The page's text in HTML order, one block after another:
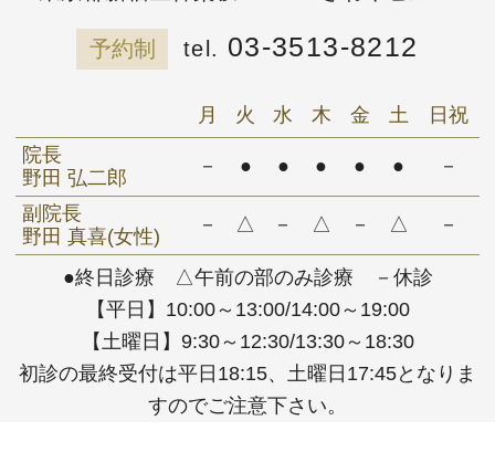
予約制 03-3513-8212
●終日診療 △午前の部のみ診療 －休診
【平日】10:00～13:00/14:00～19:00
【土曜日】9:30～12:30/13:30～18:30
初診の最終受付は平日18:15、土曜日17:45となりま
すのでご注意下さい。
月 火 水 木 金 土
日祝
院長
野田 弘二郎
－ ● ● ● ● ● －
副院長
野田 真喜(女性)
－ △ － △ － △ －